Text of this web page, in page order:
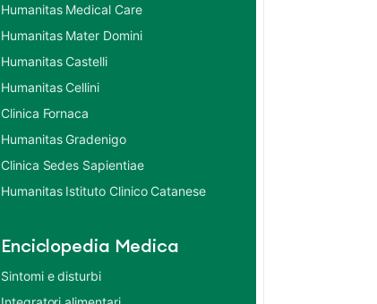
Humanitas Medical Care
Humanitas Mater Domini
Humanitas Castelli
Humanitas Cellini
Clinica Fornaca
Humanitas Gradenigo
Clinica Sedes Sapientiae
Humanitas Istituto Clinico Catanese
Enciclopedia Medica
Sintomi e disturbi